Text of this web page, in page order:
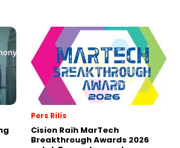
Pers Rilis
Cision Raih MarTech
Breakthrough Awards 2026